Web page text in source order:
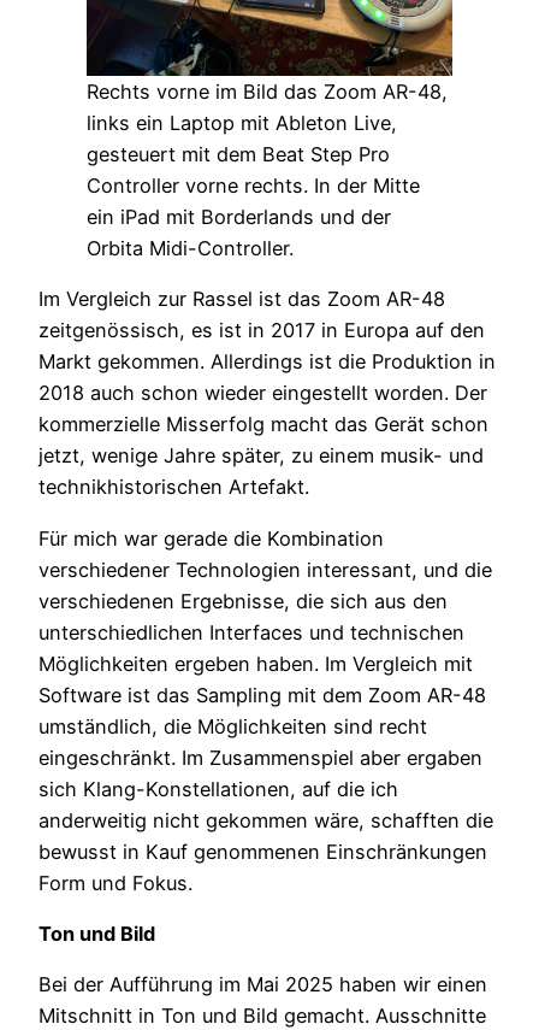
Rechts vorne im Bild das Zoom AR-48,
links ein Laptop mit Ableton Live,
gesteuert mit dem Beat Step Pro
Controller vorne rechts. In der Mitte
ein iPad mit Borderlands und der
Orbita Midi-Controller.
Im Vergleich zur Rassel ist das Zoom AR-48
zeitgenössisch, es ist in 2017 in Europa auf den
Markt gekommen. Allerdings ist die Produktion in
2018 auch schon wieder eingestellt worden. Der
kommerzielle Misserfolg macht das Gerät schon
jetzt, wenige Jahre später, zu einem musik- und
technikhistorischen Artefakt.
Für mich war gerade die Kombination
verschiedener Technologien interessant, und die
verschiedenen Ergebnisse, die sich aus den
unterschiedlichen Interfaces und technischen
Möglichkeiten ergeben haben. Im Vergleich mit
Software ist das Sampling mit dem Zoom AR-48
umständlich, die Möglichkeiten sind recht
eingeschränkt. Im Zusammenspiel aber ergaben
sich Klang-Konstellationen, auf die ich
anderweitig nicht gekommen wäre, schafften die
bewusst in Kauf genommenen Einschränkungen
Form und Fokus.
Ton und Bild
Bei der Aufführung im Mai 2025 haben wir einen
Mitschnitt in Ton und Bild gemacht. Ausschnitte